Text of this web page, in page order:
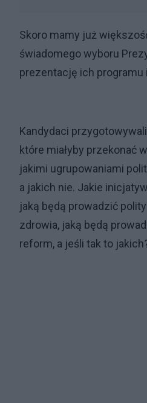
Skoro mamy już
świadomego wyboru
prezentację ich
Kandydaci
które miałyby przekonać
jakimi ugrupowaniami
a jakich nie. Jakie
jaką będą prowadzić
zdrowia, jaką będą
reform, a jeśli tak to